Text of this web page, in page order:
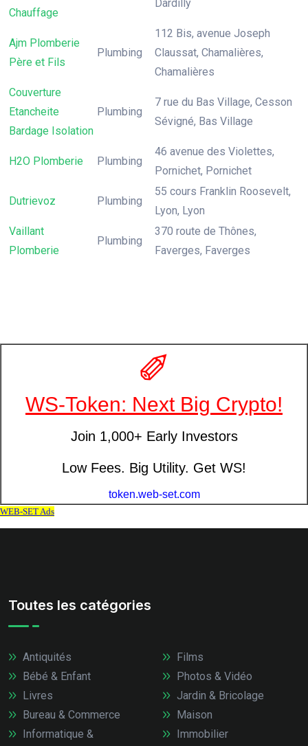
Chauffage
Dardilly
Ajm Plomberie
Père et Fils
Plumbing
112 Bis, avenue Joseph
Claussat, Chamalières,
Chamalières
Couverture
Etancheite
Bardage Isolation
Plumbing
7 rue du Bas Village, Cesson
Sévigné, Bas Village
H2O Plomberie Plumbing
46 avenue des Violettes,
Pornichet, Pornichet
Dutrievoz Plumbing
55 cours Franklin Roosevelt,
Lyon, Lyon
Vaillant
Plomberie
Plumbing
370 route de Thônes,
Faverges, Faverges
Toutes les catégories
Antiquités
Bébé & Enfant
Livres
Bureau & Commerce
Informatique &
Films
Photos & Vidéo
Jardin & Bricolage
Maison
Immobilier